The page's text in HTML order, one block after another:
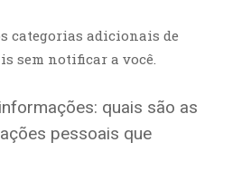
categorias adicionais de
sem notificar a você.
quais são as
pessoais que